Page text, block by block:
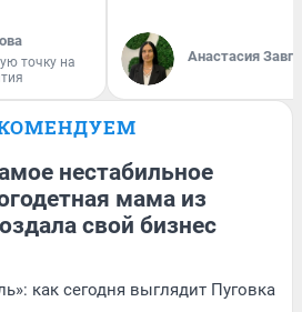
точку на
Анастасия
нестабильное
мама из
свой бизнес
как сегодня выглядит Пуговка